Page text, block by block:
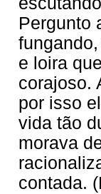
Pergunto
e loira
corajoso.
por isso
vida tão
morava
contada.